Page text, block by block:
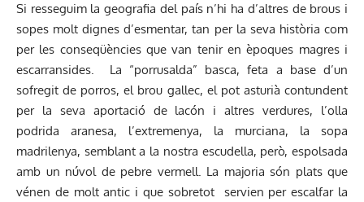
Si resseguim la geografia del país n’hi ha d’altres de brous i
sopes molt dignes d’esmentar, tan per la seva història com
per les conseqüències que van tenir en èpoques magres i
escarransides. La “porrusalda” basca, feta a base d’un
sofregit de porros, el brou gallec, el pot asturià contundent
per la seva aportació de lacón i altres verdures, l’olla
podrida aranesa, l’extremenya, la murciana, la sopa
madrilenya, semblant a la nostra escudella, però, espolsada
amb un núvol de pebre vermell. La majoria són plats que
vénen de molt antic i que sobretot servien per escalfar la